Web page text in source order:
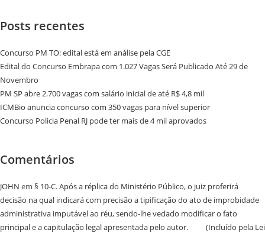
Posts recentes
Concurso PM TO: edital está em análise pela CGE
Edital do Concurso Embrapa com 1.027 Vagas Será Publicado Até 29 de
Novembro
PM SP abre 2.700 vagas com salário inicial de até R$ 4,8 mil
ICMBio anuncia concurso com 350 vagas para nível superior
Concurso Policia Penal RJ pode ter mais de 4 mil aprovados
Comentários
JOHN em § 10-C. Após a réplica do Ministério Público, o juiz proferirá
decisão na qual indicará com precisão a tipificação do ato de improbidade
administrativa imputável ao réu, sendo-lhe vedado modificar o fato
principal e a capitulação legal apresentada pelo autor. (Incluído pela Lei